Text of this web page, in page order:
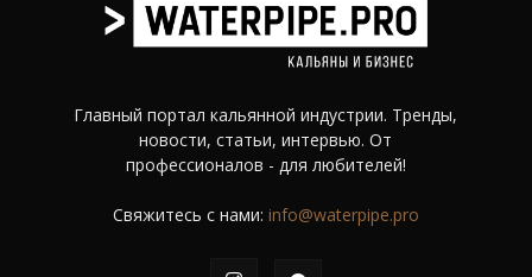
Главный портал кальянной индустрии. Тренды,
новости, статьи, интервью. От
профессионалов - для любителей!
Свяжитесь с нами: info@waterpipe.pro